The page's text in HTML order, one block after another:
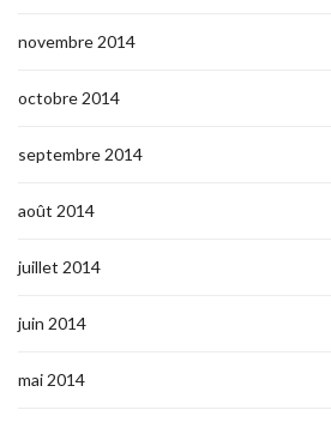
novembre 2014
octobre 2014
septembre 2014
août 2014
juillet 2014
juin 2014
mai 2014